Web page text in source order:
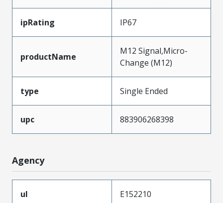
ipRating IP67
productName
M12 Signal,Micro-
Change (M12)
type Single Ended
upc 883906268398
Agency
ul
E152210